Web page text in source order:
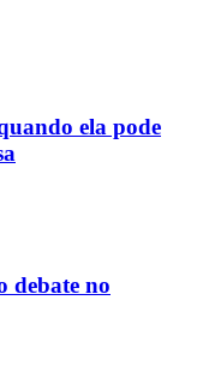
ela pode
debate no